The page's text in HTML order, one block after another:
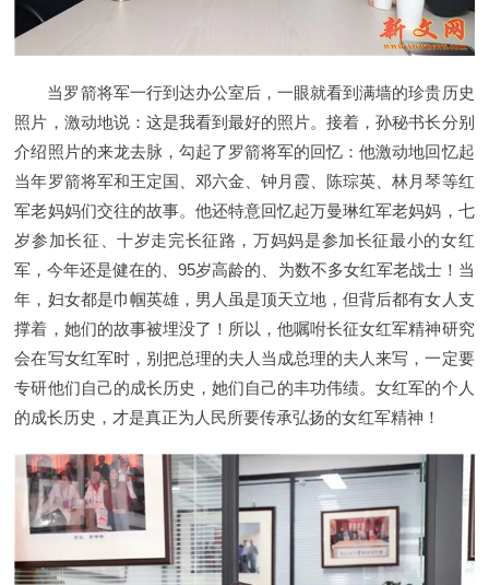
当罗箭将军一行到达办公室后，一眼就看到满墙的珍贵历史
照片，激动地说：这是我看到最好的照片。接着，孙秘书长分别
介绍照片的来龙去脉，勾起了罗箭将军的回忆：他激动地回忆起
当年罗箭将军和王定国、邓六金、钟月霞、陈琮英、林月琴等红
军老妈妈们交往的故事。他还特意回忆起万曼琳红军老妈妈，七
岁参加长征、十岁走完长征路，万妈妈是参加长征最小的女红
军，今年还是健在的、95岁高龄的、为数不多女红军老战士！当
年，妇女都是巾帼英雄，男人虽是顶天立地，但背后都有女人支
撑着，她们的故事被埋没了！所以，他嘱咐长征女红军精神研究
会在写女红军时，别把总理的夫人当成总理的夫人来写，一定要
专研他们自己的成长历史，她们自己的丰功伟绩。女红军的个人
的成长历史，才是真正为人民所要传承弘扬的女红军精神！